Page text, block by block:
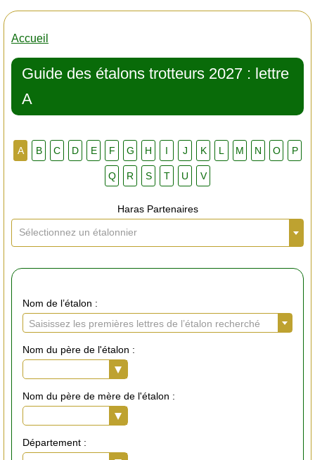
Accueil
Guide des étalons trotteurs 2027 : lettre
A
Haras Partenaires
Sélectionnez un étalonnier
A B C D E F G H I J K L M N O P
Q R S T U V
Nom de l’étalon :
Saisissez les premières lettres de l’étalon recherché
Nom du père de l'étalon :
Nom du père de mère de l'étalon :
Département :